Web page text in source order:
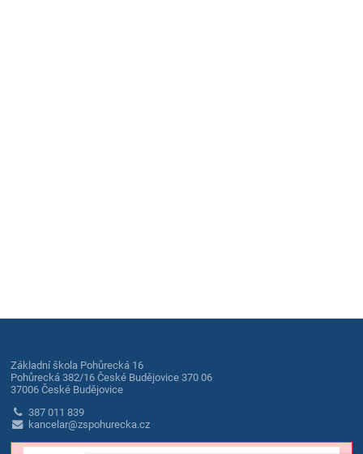
Základní škola Pohůrecká 16
Pohůrecká 382/16 České Budějovice 370 06
37006 České Budějovice
387 011 839
kancelar@zspohurecka.cz